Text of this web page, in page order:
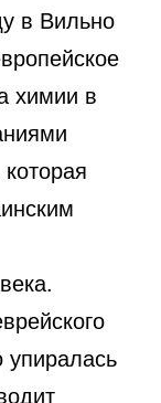
в Вильно
химии в
упиралась